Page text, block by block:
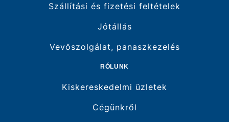
Szállítási és fizetési feltételek
Jótállás
Vevőszolgálat, panaszkezelés
RÓLUNK
Kiskereskedelmi üzletek
Cégünkről